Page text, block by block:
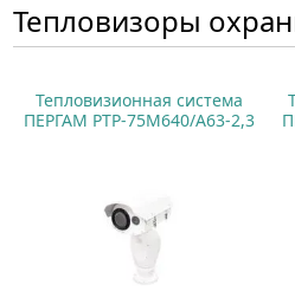
Тепловизоры
Тепловизионная система
ПЕРГАМ РТР-75М640/А63-2,3